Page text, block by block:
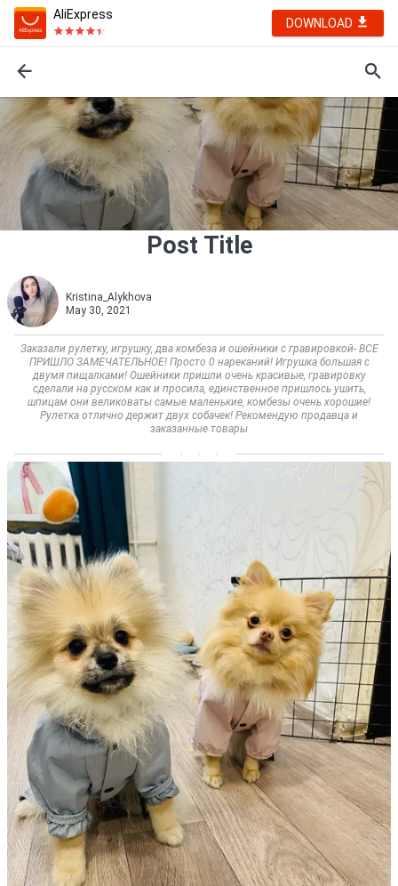
AliExpress
DOWNLOAD
Post Title
Kristina_Alykhova
May 30, 2021
Заказали рулетку, игрушку, два комбеза и ошейники с гравировкой- ВСЕ
ПРИШЛО ЗАМЕЧАТЕЛЬНОЕ! Просто 0 нареканий! Игрушка большая с
двумя пищалками! Ошейники пришли очень красивые, гравировку
сделали на русском как и просила, единственное пришлось ушить,
шпицам они великоваты самые маленькие, комбезы очень хорошие!
Рулетка отлично держит двух собачек! Рекомендую продавца и
заказанные товары